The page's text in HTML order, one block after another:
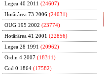
Legea 40 2011 (24607)
Hotărârea 73 2006 (24031)
OUG 195 2002 (23774)
Hotărârea 41 2001 (22856)
Legea 28 1991 (20962)
Ordin 4 2007 (18311)
Cod 0 1864 (17582)